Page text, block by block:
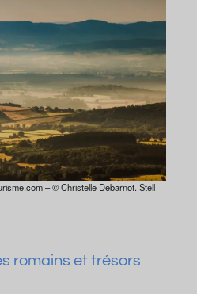
– © Christelle Debarnot. Stell
romains et trésors